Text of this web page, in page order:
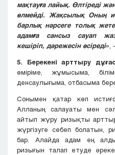
мақтауға лайық. Өлтіреді
өлмейді. Жақсылық Оның
барлық нәрсеге толық
адамға сансыз сауап
кешіріп, дәрежесін өсіреді»
5. Берекені арттыру
өміріме, жұмысыма,
денсаулығыма, отбасыма
Сонымен қатар көп
Алланың салауаты мен
айтып жүру ризықты
жүргізуге себеп болатын,
бар. Алайда адам ең
ризығын талап етуде